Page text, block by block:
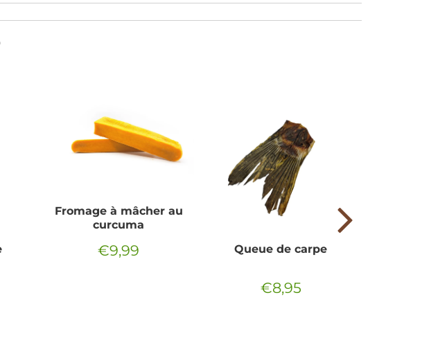
Fromage à mâcher au
curcuma
Prix
€9,99 Queue de carpe
Prix
€8,95